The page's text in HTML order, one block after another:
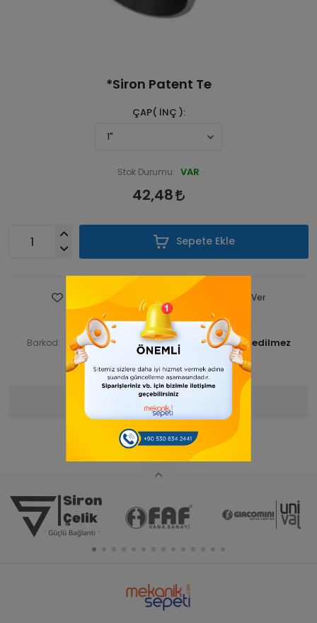
*Siron Patent Te
ÇAP( İNÇ )
Stok Durumu: VAR
42,48
Sepete Ekle
Fiyatı Düşünce Haber Ver
Ürün Kodu: SİRTEEPAT 00016-ANAÜRÜN
Barkod: SRNTEEPAT00003 İade Bilgisi: